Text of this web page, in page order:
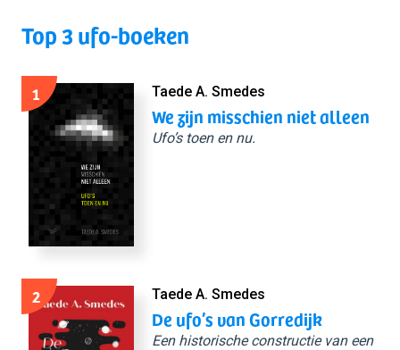
Top 3 ufo-boeken
1 Taede A. Smedes
We zijn misschien niet alleen
Ufo’s toen en nu.
2 Taede A. Smedes
De ufo’s van Gorredijk
Een historische constructie van een